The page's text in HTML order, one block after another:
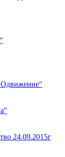
24.09.2015г